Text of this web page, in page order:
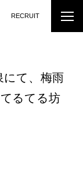
RECRUIT
にて、梅雨
るてる坊